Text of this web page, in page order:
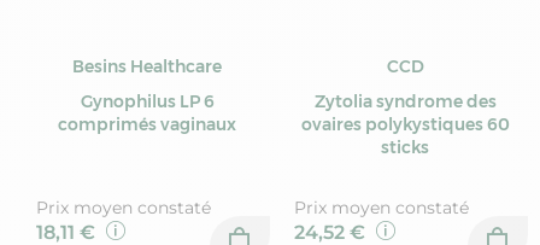
Besins Healthcare
Gynophilus LP 6
comprimés vaginaux
Prix moyen constaté
18,11 €
CCD
Zytolia syndrome des
ovaires polykystiques 60
sticks
Prix moyen constaté
24,52 €